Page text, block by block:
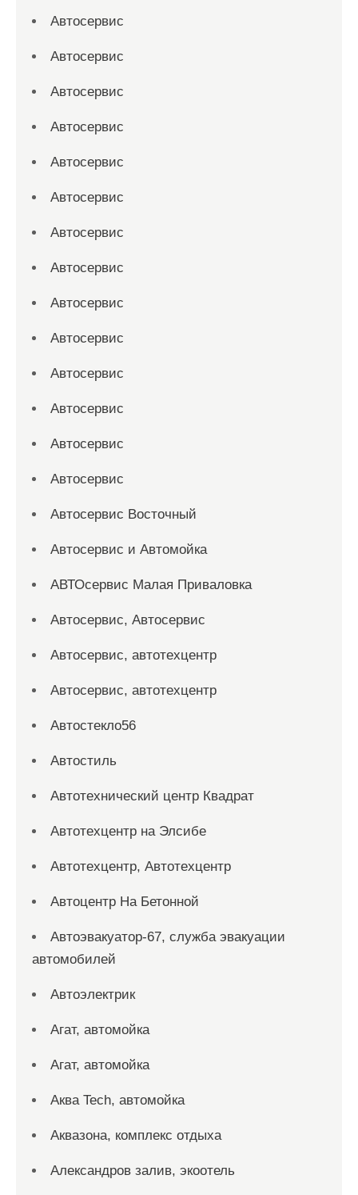
Автосервис
Автосервис
Автосервис
Автосервис
Автосервис
Автосервис
Автосервис
Автосервис
Автосервис
Автосервис
Автосервис
Автосервис
Автосервис
Автосервис
Автосервис Восточный
Автосервис и Автомойка
АВТОсервис Малая Приваловка
Автосервис, Автосервис
Автосервис, автотехцентр
Автосервис, автотехцентр
Автостекло56
Автостиль
Автотехнический центр Квадрат
Автотехцентр на Элсибе
Автотехцентр, Автотехцентр
Автоцентр На Бетонной
Автоэвакуатор-67, служба эвакуации
автомобилей
Автоэлектрик
Агат, автомойка
Агат, автомойка
Аква Tech, автомойка
Аквазона, комплекс отдыха
Александров залив, экоотель